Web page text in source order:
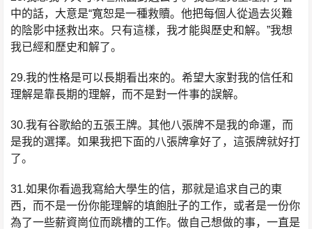
中的話，大意是“寬恕是一種救贖。他把每個人從過去災難
的陰影中拯救出來。只有這樣，我才能與歷史和解。”我想
我已經和歷史和解了。
29.我的性格是可以長期看出來的。希望大家對我的信任和
理解是靠長期的理解，而不是對一件事的誤解。
30.我有谷歌給的五張王牌。其他八張牌不是我的命運，而
是我的選擇。如果我把下面的八張牌拿好了，這張牌就好打
了。
31.如果你看過我寫給大學生的信，那就是追求自己的東
西，而不是一份你能理解的填飽肚子的工作，或者是一份你
為了一些薪資崗位而跳槽的工作。做自己想做的事，一直是